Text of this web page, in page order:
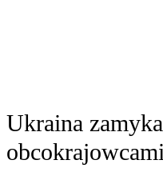
Ukraina
obcokrajowcami